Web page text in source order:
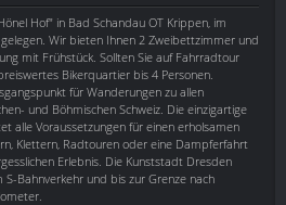
Hof" in Bad Schandau OT Krippen, im
Wir bieten Ihnen 2 Zweibettzimmer und
mit Frühstück. Sollten Sie auf Fahrradtour
Bikerquartier bis 4 Personen.
für Wanderungen zu allen
und Böhmischen Schweiz. Die einzigartige
alle Voraussetzungen für einen erholsamen
Klettern, Radtouren oder eine Dampferfahrt
Erlebnis. Die Kunststadt Dresden
Bahnverkehr und bis zur Grenze nach